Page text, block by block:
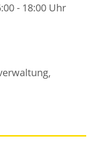
- 18:00 Uhr